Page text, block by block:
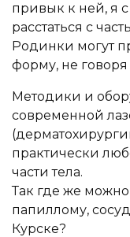
привык к ней, я
расстаться с
Родинки могут
форму, не
Методики и
современной
практически
части тела.
Так где же
папиллому,
Курске?